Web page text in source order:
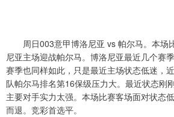
周日003意甲博洛尼亚 vs 帕尔马。本场
尼亚主场迎战帕尔马。博洛尼亚最近几个赛
赛季也同样如此，只是最近主场状态低迷，
队帕尔马排名第16保级压力大。最近状态刚
主要对手实力太强。本场比赛客场面对状态
而退。竞彩首选平。